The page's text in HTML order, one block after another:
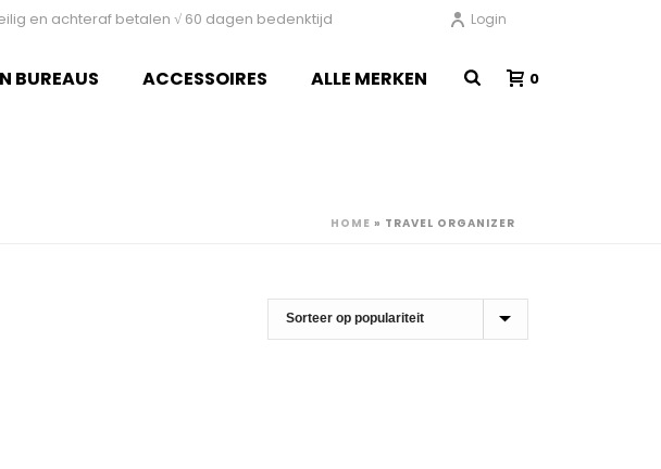
en achteraf betalen √ 60 dagen bedenktijd Login
BUREAUS ACCESSOIRES ALLE MERKEN 0
HOME » TRAVEL ORGANIZER